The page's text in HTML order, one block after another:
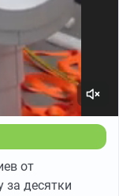
от
за десятки